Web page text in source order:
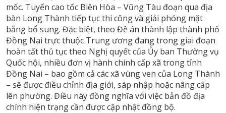
mốc. Tuyến cao tốc Biên Hòa – Vũng Tàu đoạn qua địa
bàn Long Thành tiếp tục thi công và giải phóng mặt
bằng bổ sung. Đặc biệt, theo Đề án thành lập thành phố
Đồng Nai trực thuộc Trung ương đang trong giai đoạn
hoàn tất thủ tục theo Nghị quyết của Ủy ban Thường vụ
Quốc hội, nhiều đơn vị hành chính cấp xã trong tỉnh
Đồng Nai – bao gồm cả các xã vùng ven của Long Thành
– sẽ được điều chỉnh địa giới, sáp nhập hoặc nâng cấp
lên phường. Điều này đồng nghĩa với việc bản đồ địa
chính hiện trạng cần được cập nhật đồng bộ.